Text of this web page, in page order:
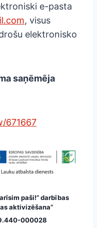
e-pasta
, visus
elektronisko
saņēmēja
671667
paši!” darbības
aktivizēšana”
000028